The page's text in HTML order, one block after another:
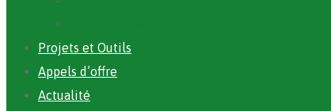
Projets et Outils
Appels d’offre
Actualité